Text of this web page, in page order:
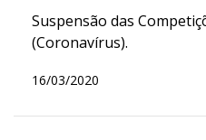
Suspensão das
(Coronavírus).
16/03/2020